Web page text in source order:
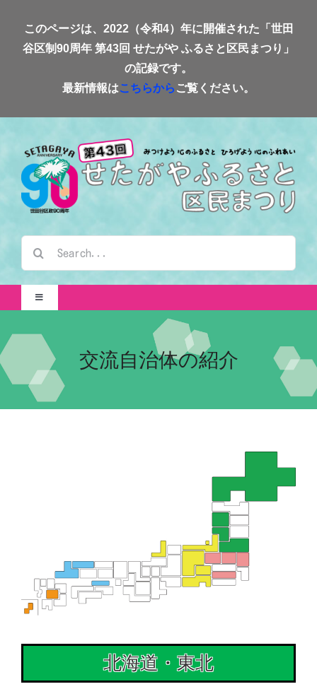
content
このページは、2022（令和4）年に開催された「世田
谷区制90周年 第43回 せたがや ふるさと区民まつり」
の記録です。
最新情報はこちらから ご覧ください。
…
Toggle
Navigation
団体紹介
交流自治体の紹介
北海道・東北